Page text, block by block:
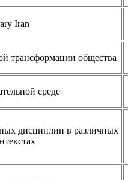
Iran
трансформации общества
среде
дисциплин в различных